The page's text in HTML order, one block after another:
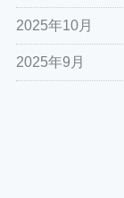
2025年10月
2025年9月